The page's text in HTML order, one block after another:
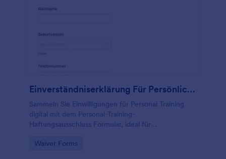
Einverständniserklärung Für Persönliches Training
Sammeln Sie Einwilligungen für Personal Training
digital mit dem Personal-Training-
Haftungsausschluss Formular, ideal für
zentraler Datenerfassung in Jotform.
Go to Category:
Waiver Forms